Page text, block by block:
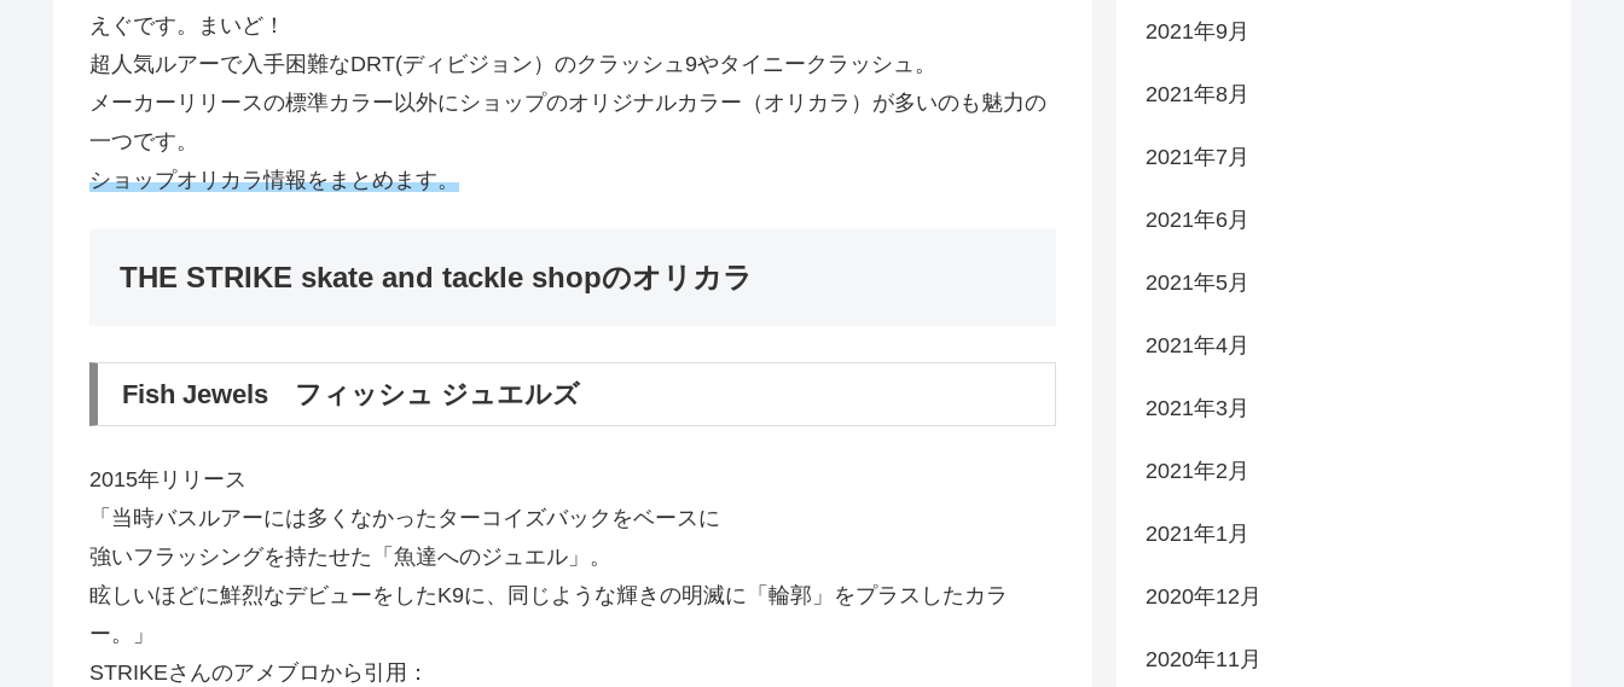
えぐです。まいど！
超人気ルアーで入手困難なDRT(ディビジョン）のクラッシュ9やタイニークラッシュ。
メーカーリリースの標準カラー以外にショップのオリジナルカラー（オリカラ）が多いのも魅力の
一つです。
ショップオリカラ情報をまとめます。
THE STRIKE skate and tackle shopのオリカラ
Fish Jewels フィッシュ ジュエルズ
2015年リリース
「当時バスルアーには多くなかったターコイズバックをベースに
強いフラッシングを持たせた「魚達へのジュエル」。
眩しいほどに鮮烈なデビューをしたK9に、同じような輝きの明滅に「輪郭」をプラスしたカラ
ー。」
STRIKEさんのアメブロから引用：
2021年9月
2021年8月
2021年7月
2021年6月
2021年5月
2021年4月
2021年3月
2021年2月
2021年1月
2020年12月
2020年11月